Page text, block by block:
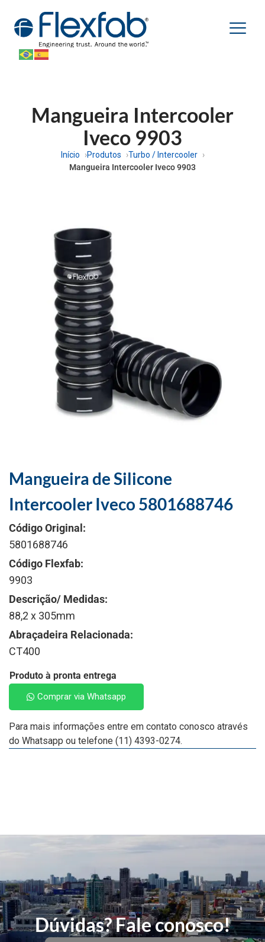
Mangueira Intercooler
Iveco 9903
Início Produtos
Turbo / Intercooler
Mangueira Intercooler Iveco 9903
Mangueira de Silicone
Intercooler Iveco 5801688746
Código Original:
5801688746
Código Flexfab:
9903
Descrição/ Medidas:
88,2 x 305mm
Abraçadeira Relacionada:
CT400
Produto à pronta entrega
Comprar via Whatsapp
Para mais informações entre em contato conosco através
do Whatsapp ou telefone (11) 4393-0274.
Dúvidas? Fale conosco!